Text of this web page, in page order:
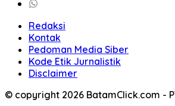
Redaksi
Kontak
Pedoman Media Siber
Kode Etik Jurnalistik
Disclaimer
© copyright 2026 BatamClick.com -